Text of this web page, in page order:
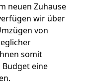
neuen Zuhause
wir über
von
somit
eine